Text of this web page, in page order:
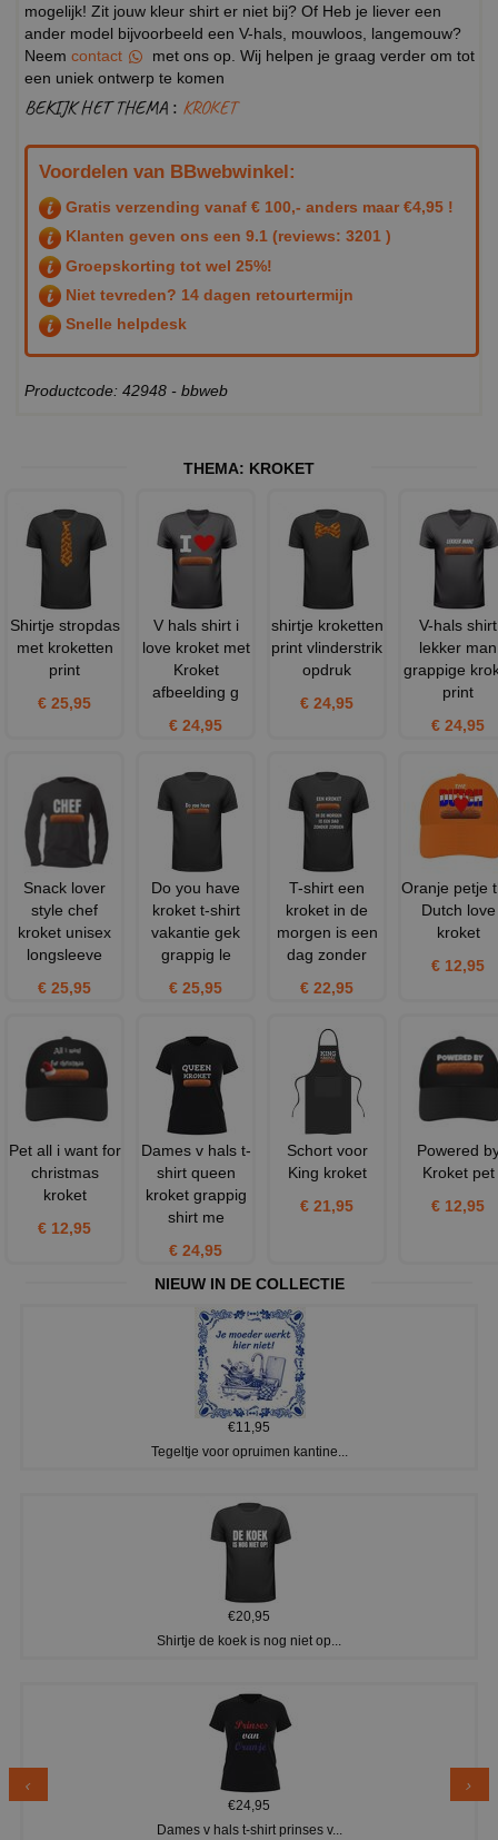
mogelijk! Zit jouw kleur shirt er niet bij? Of Heb je liever een
ander model bijvoorbeeld een V-hals, mouwloos, langemouw?
Neem contact
met ons op. Wij helpen je graag verder om tot
een uniek ontwerp te komen
BEKIJK HET THEMA : KROKET
Voordelen van BBwebwinkel:
Gratis verzending vanaf € 100,- anders maar €4,95 !
Klanten geven ons een 9.1 (reviews: 3201 )
Groepskorting tot wel 25%!
Niet tevreden? 14 dagen retourtermijn
Snelle helpdesk
Productcode: 42948 - bbweb
THEMA: KROKET
Shirtje stropdas
met kroketten
print
€ 25,95
V hals shirt i
love kroket met
Kroket
afbeelding g
€ 24,95
shirtje kroketten
print vlinderstrik
opdruk
€ 24,95
V-hals shirt
lekker man
grappige
print
€ 24,95
Snack lover
style chef
kroket unisex
longsleeve
€ 25,95
Do you have
kroket t-shirt
vakantie gek
grappig le
€ 25,95
T-shirt een
kroket in de
morgen is een
dag zonder
€ 22,95
Oranje petje
Dutch love
kroket
€ 12,95
Pet all i want for
christmas
kroket
€ 12,95
Dames v hals t-
shirt queen
kroket grappig
shirt me
€ 24,95
Schort voor
King kroket
€ 21,95
Powered
Kroket pet
€ 12,95
NIEUW IN DE COLLECTIE
€11,95
Tegeltje voor opruimen kantine...
€20,95
Shirtje de koek is nog niet op...
€24,95
Dames v hals t-shirt prinses v...